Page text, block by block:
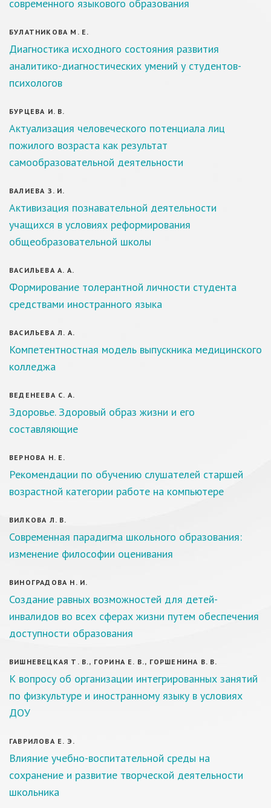
современного языкового образования
БУЛАТНИКОВА М. Е.
Диагностика исходного состояния развития
аналитико-диагностических умений у студентов-
психологов
БУРЦЕВА И. В.
Актуализация человеческого потенциала лиц
пожилого возраста как результат
самообразовательной деятельности
ВАЛИЕВА З. И.
Активизация познавательной деятельности
учащихся в условиях реформирования
общеобразовательной школы
ВАСИЛЬЕВА А. А.
Формирование толерантной личности студента
средствами иностранного языка
ВАСИЛЬЕВА Л. А.
Компетентностная модель выпускника медицинского
колледжа
ВЕДЕНЕЕВА С. А.
Здоровье. Здоровый образ жизни и его
составляющие
ВЕРНОВА Н. Е.
Рекомендации по обучению слушателей старшей
возрастной категории работе на компьютере
ВИЛКОВА Л. В.
Современная парадигма школьного образования:
изменение философии оценивания
ВИНОГРАДОВА Н. И.
Создание равных возможностей для детей-
инвалидов во всех сферах жизни путем обеспечения
доступности образования
ВИШНЕВЕЦКАЯ Т. В., ГОРИНА Е. В., ГОРШЕНИНА В. В.
К вопросу об организации интегрированных занятий
по физкультуре и иностранному языку в условиях
ДОУ
ГАВРИЛОВА Е. Э.
Влияние учебно-воспитательной среды на
сохранение и развитие творческой деятельности
школьника